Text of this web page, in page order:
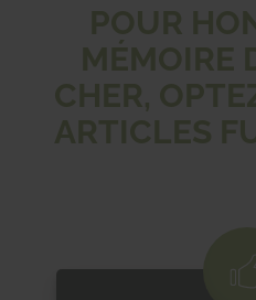
POUR
MÉMOIRE
CHER,
ARTICLES